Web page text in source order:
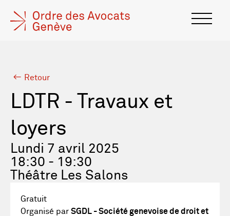
Retour
LDTR - Travaux et
loyers
Lundi 7 avril 2025
18:30 - 19:30
Théâtre Les Salons
Gratuit
Organisé par SGDL - Société genevoise de droit et